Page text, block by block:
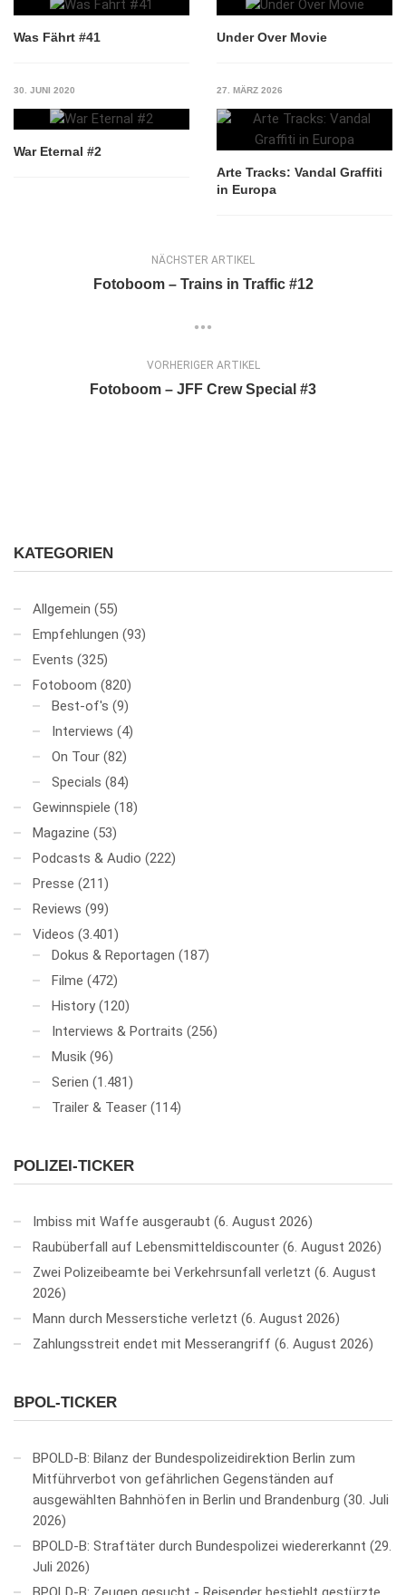
Was Fährt #41 Under Over Movie
30. JUNI 2020
War Eternal #2
27. MÄRZ 2026
Arte Tracks: Vandal Graffiti
in Europa
NÄCHSTER ARTIKEL
Fotoboom – Trains in Traffic #12
VORHERIGER ARTIKEL
Fotoboom – JFF Crew Special #3
KATEGORIEN
Allgemein (55)
Empfehlungen (93)
Events (325)
Fotoboom (820)
Best-of's (9)
Interviews (4)
On Tour (82)
Specials (84)
Gewinnspiele (18)
Magazine (53)
Podcasts & Audio (222)
Presse (211)
Reviews (99)
Videos (3.401)
Dokus & Reportagen (187)
Filme (472)
History (120)
Interviews & Portraits (256)
Musik (96)
Serien (1.481)
Trailer & Teaser (114)
POLIZEI-TICKER
Imbiss mit Waffe ausgeraubt 6. August 2026
Raubüberfall auf Lebensmitteldiscounter 6. August 2026
Zwei Polizeibeamte bei Verkehrsunfall verletzt 6. August
2026
Mann durch Messerstiche verletzt 6. August 2026
Zahlungsstreit endet mit Messerangriff 6. August 2026
BPOL-TICKER
BPOLD-B: Bilanz der Bundespolizeidirektion Berlin zum
Mitführverbot von gefährlichen Gegenständen auf
ausgewählten Bahnhöfen in Berlin und Brandenburg 30. Juli
2026
BPOLD-B: Straftäter durch Bundespolizei wiedererkannt 29.
Juli 2026